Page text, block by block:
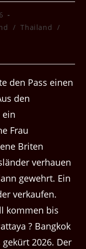
/ Thailand /
den Pass einen
den
Frau
Briten
verhauen
gewehrt. Ein
verkaufen.
kommen bis
? Bangkok
2026. Der